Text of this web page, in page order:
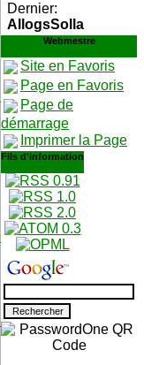
Dernier:
AllogsSolla
Webmestre
Site en Favoris
Page en Favoris
Page de
démarrage
Imprimer la Page
Fils d'information